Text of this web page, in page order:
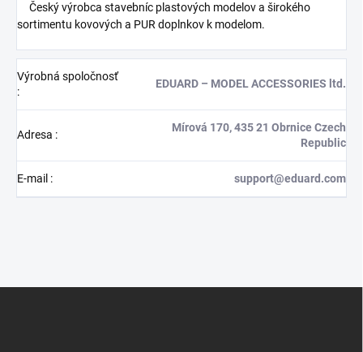
Český výrobca stavebníc plastových modelov a širokého
sortimentu kovových a PUR doplnkov k modelom.
Výrobná spoločnosť
:
EDUARD – MODEL ACCESSORIES ltd.
Adresa :
Mírová 170, 435 21 Obrnice Czech
Republic
E-mail : support@eduard.com